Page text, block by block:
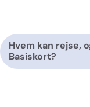
Hvem kan rejse,
Basiskort?